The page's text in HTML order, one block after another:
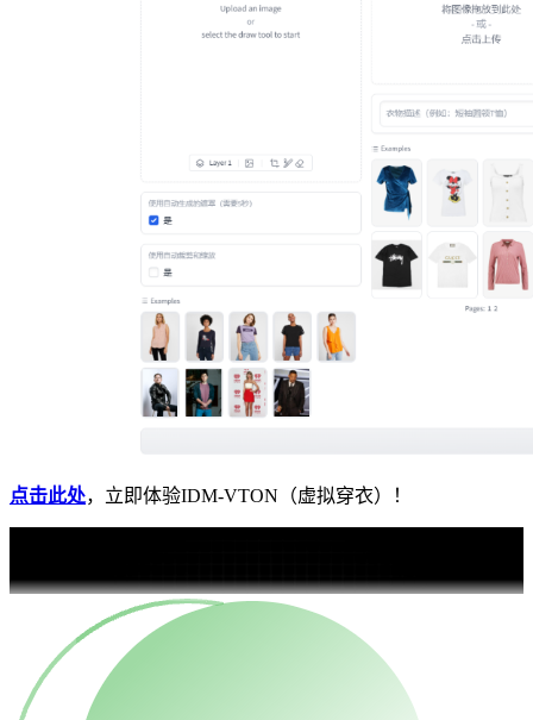
点击此处，立即体验IDM-VTON（虚拟穿衣）！